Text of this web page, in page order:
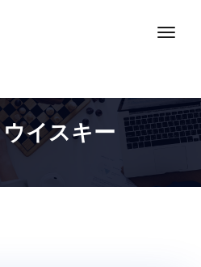
ナ
ー
シ
ョ
切
り
イスキー